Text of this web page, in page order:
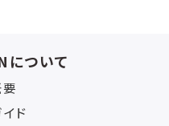
について
ド